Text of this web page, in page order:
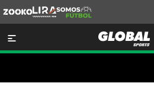
Lira
Somos
Futbol
